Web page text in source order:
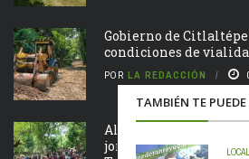
TAMBIÉN TE
LOCAL
Gobierno de
condiciones de
POR LA REDACCIÓN
Alcalde Roberto San
jornada de Tequio en